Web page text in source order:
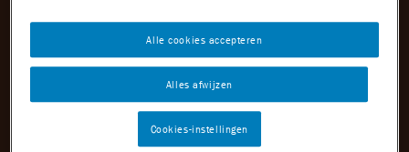
KitKat
Rolo
Smarties
Alles afwijzen
Alle cookies accepteren
Cookies-instellingen